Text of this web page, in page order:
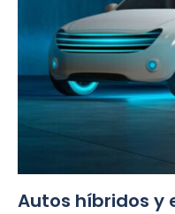
Autos híbridos y